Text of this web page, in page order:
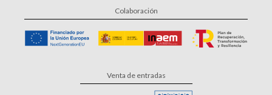
Colaboración
Venta de entradas